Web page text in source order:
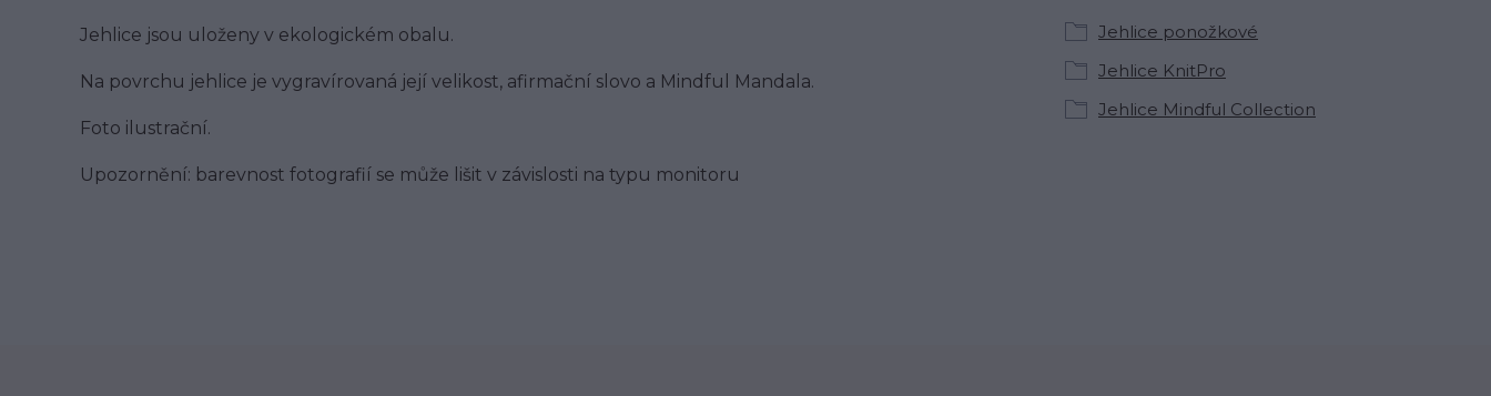
Jehlice jsou uloženy v ekologickém obalu.
Na povrchu jehlice je vygravírovaná její velikost, afirmační slovo a Mindful Mandala.
Foto ilustrační.
Upozornění: barevnost fotografií se může lišit v závislosti na typu monitoru
Jehlice ponožkové
Jehlice KnitPro
Jehlice Mindful Collection